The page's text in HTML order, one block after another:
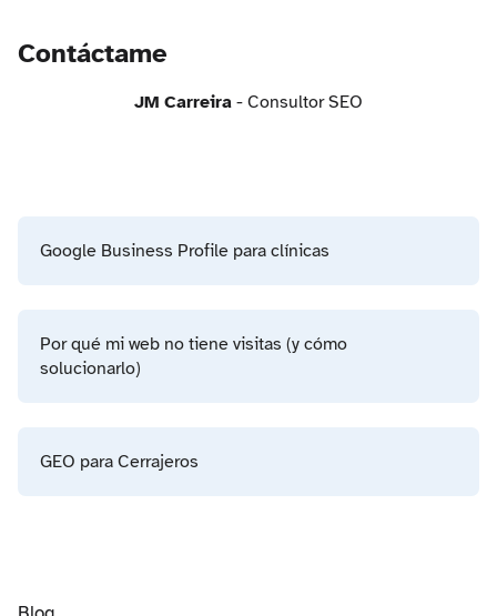
Contáctame
JM Carreira - Consultor SEO
Google Business Profile para clínicas
Por qué mi web no tiene visitas (y cómo
solucionarlo)
GEO para Cerrajeros